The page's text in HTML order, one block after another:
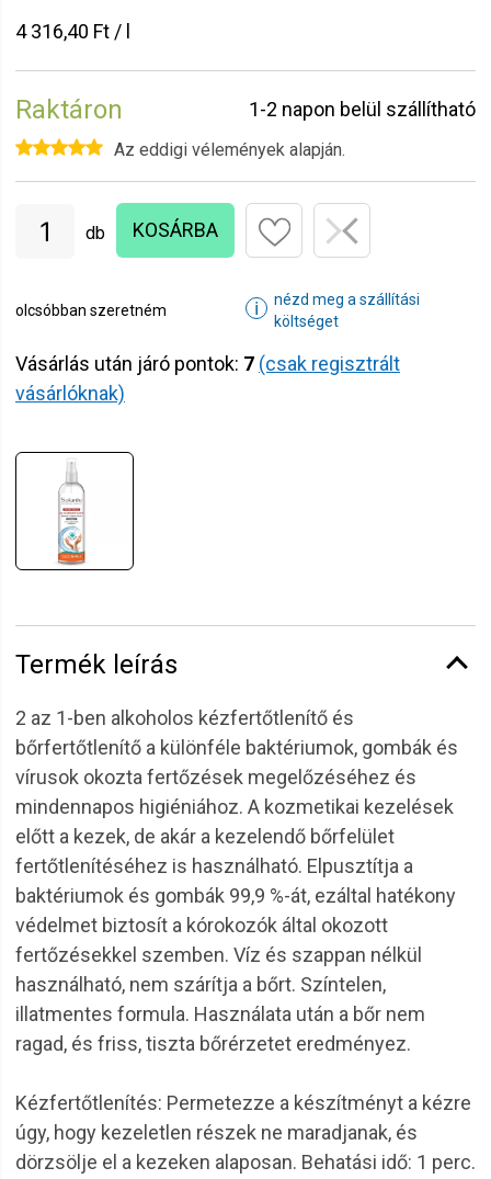
4 316,40 Ft / l
Raktáron 1-2 napon belül szállítható
Az eddigi vélemények alapján.
db KOSÁRBA
olcsóbban szeretném ℹ
nézd meg a szállítási
költséget
Vásárlás után járó pontok: 7 (csak regisztrált
vásárlóknak)
Termék leírás
2 az 1-ben alkoholos kézfertőtlenítő és
bőrfertőtlenítő a különféle baktériumok, gombák és
vírusok okozta fertőzések megelőzéséhez és
mindennapos higiéniához. A kozmetikai kezelések
előtt a kezek, de akár a kezelendő bőrfelület
fertőtlenítéséhez is használható. Elpusztítja a
baktériumok és gombák 99,9 %-át, ezáltal hatékony
védelmet biztosít a kórokozók által okozott
fertőzésekkel szemben. Víz és szappan nélkül
használható, nem szárítja a bőrt. Színtelen,
illatmentes formula. Használata után a bőr nem
ragad, és friss, tiszta bőrérzetet eredményez.
Kézfertőtlenítés: Permetezze a készítményt a kézre
úgy, hogy kezeletlen részek ne maradjanak, és
dörzsölje el a kezeken alaposan. Behatási idő: 1 perc.